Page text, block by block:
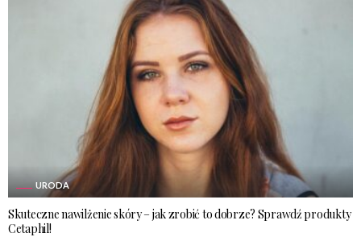
URODA
Skuteczne nawilżenie skóry – jak zrobić to dobrze? Sprawdź produkty
Cetaphil!